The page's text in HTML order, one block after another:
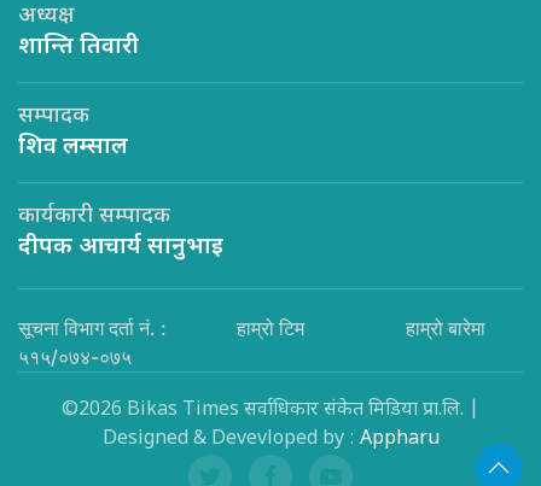
अध्यक्ष
शान्ति तिवारी
सम्पादक
शिव लम्साल
कार्यकारी सम्पादक
दीपक आचार्य सानुभाइ
सूचना विभाग दर्ता नं. :
५१५/०७४-०७५
हाम्रो टिम हाम्रो बारेमा
©2026 Bikas Times सर्वाधिकार संकेत मिडिया प्रा.लि. |
Designed & Devevloped by : Appharu